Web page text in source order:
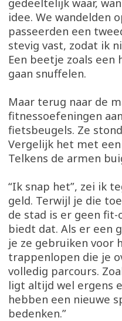
gedeeltelijk waar,
idee. We wandelden
passeerden een
stevig vast, zodat ik
Een beetje zoals
gaan snuffelen.
Maar terug naar de
fitnessoefeningen
fietsbeugels. Ze
Vergelijk het met
Telkens de armen
“Ik snap het”, zei ik
geld. Terwijl je die
de stad is er geen
biedt dat. Als er een
je ze gebruiken voor
trappenlopen die je
volledig parcours.
ligt altijd wel ergens
hebben een nieuwe
bedenken.”